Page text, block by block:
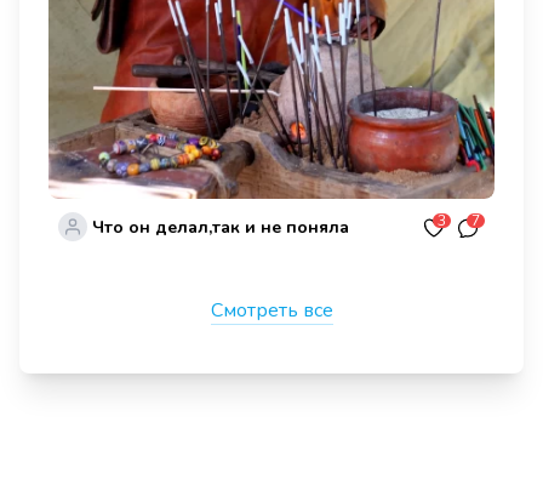
Что он делал,так и не поняла 3 7
Смотреть все